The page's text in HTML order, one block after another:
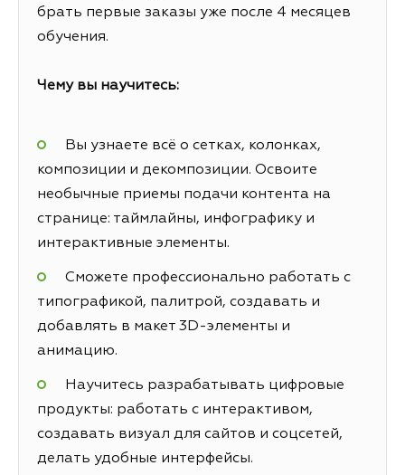
брать первые заказы уже после 4 месяцев
обучения.
Чему вы научитесь:
Вы узнаете всё о сетках, колонках,
композиции и декомпозиции. Освоите
необычные приемы подачи контента на
странице: таймлайны, инфографику и
интерактивные элементы.
Сможете профессионально работать с
типографикой, палитрой, создавать и
добавлять в макет 3D-элементы и
анимацию.
Научитесь разрабатывать цифровые
продукты: работать с интерактивом,
создавать визуал для сайтов и соцсетей,
делать удобные интерфейсы.